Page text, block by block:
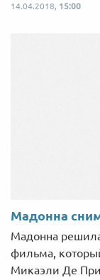
14.04.2018, 15:00
Мадонна
Мадонна решила
фильма,
Микаэли Де